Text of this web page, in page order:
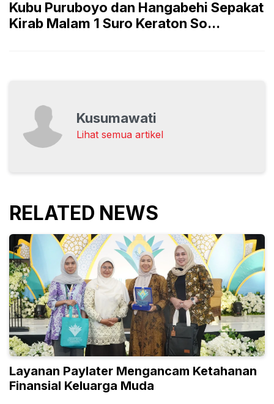
Kubu Puruboyo dan Hangabehi Sepakat
Kirab Malam 1 Suro Keraton So...
Kusumawati
Lihat semua artikel
RELATED NEWS
Layanan Paylater Mengancam Ketahanan
Finansial Keluarga Muda